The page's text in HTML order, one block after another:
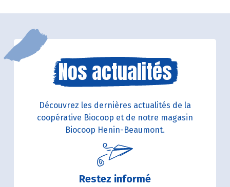
Nos actualités
Découvrez les dernières actualités de la
coopérative Biocoop et de notre magasin
Biocoop Henin-Beaumont.
Restez informé